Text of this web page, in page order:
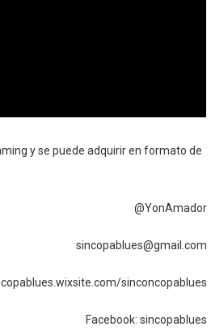
y se puede adquirir en formato de
@YonAmador
sincopablues@gmail.com
sinconcopablues
Facebook: sincopablues